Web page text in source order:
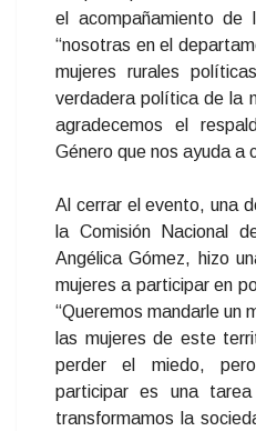
el acompañamiento de
“nosotras en el
mujeres rurales
verdadera política de la
agradecemos el
Género que nos ayuda a
Al cerrar el evento, una
la Comisión Nacional
Angélica Gómez, hizo
mujeres a participar en
“Queremos mandarle un
las mujeres de este
perder el miedo,
participar es una
transformamos la